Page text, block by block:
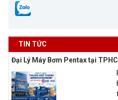
TIN TỨC
Đại Lý Máy Bơm Pentax tại